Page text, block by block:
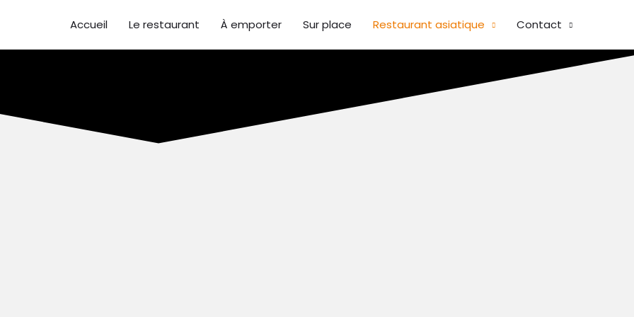
Accueil Le restaurant À emporter Sur place Restaurant asiatique Contact